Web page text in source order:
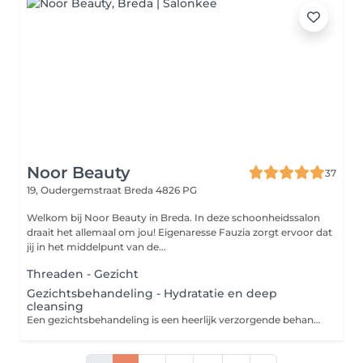
Noor Beauty
37
19, Oudergemstraat Breda 4826 PG
Welkom bij Noor Beauty in Breda. In deze schoonheidssalon
draait het allemaal om jou! Eigenaresse Fauzia zorgt ervoor dat
jij in het middelpunt van de...
Threaden - Gezicht
Gezichtsbehandeling - Hydratatie en deep
cleansing
Een gezichtsbehandeling is een heerlijk verzorgende behandeling die het verouderingsproces van de huid helpt vertragen. Door regelmatig een gezichtsbehandeling te ondergaan krijgt je huid weer een boost en kom je tegelijk even helemaal tot rust.